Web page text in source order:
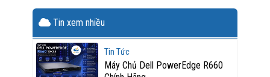
Tin xem nhiều
Tin Tức
Máy Chủ Dell PowerEdge R660